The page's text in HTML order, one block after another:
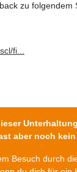
zu folgendem
fi...
Unterhaltung
aber noch
Besuch durch